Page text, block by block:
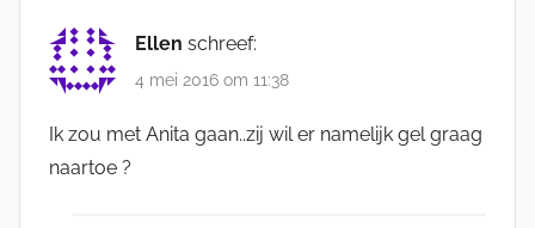
Ellen schreef:
4 mei 2016 om 11:38
Ik zou met Anita gaan..zij wil er namelijk gel graag
naartoe ?